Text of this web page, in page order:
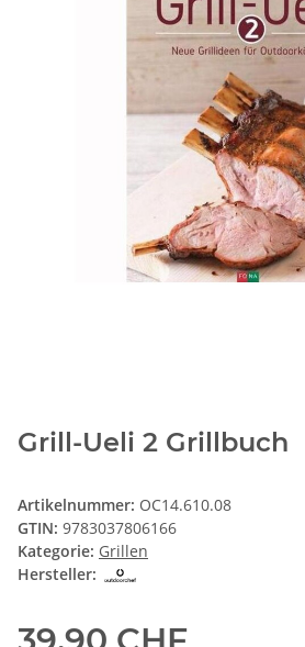
Grill-Ueli 2 Grillbuch
Artikelnummer: OC14.610.08
GTIN: 9783037806166
Kategorie: Grillen
Hersteller: